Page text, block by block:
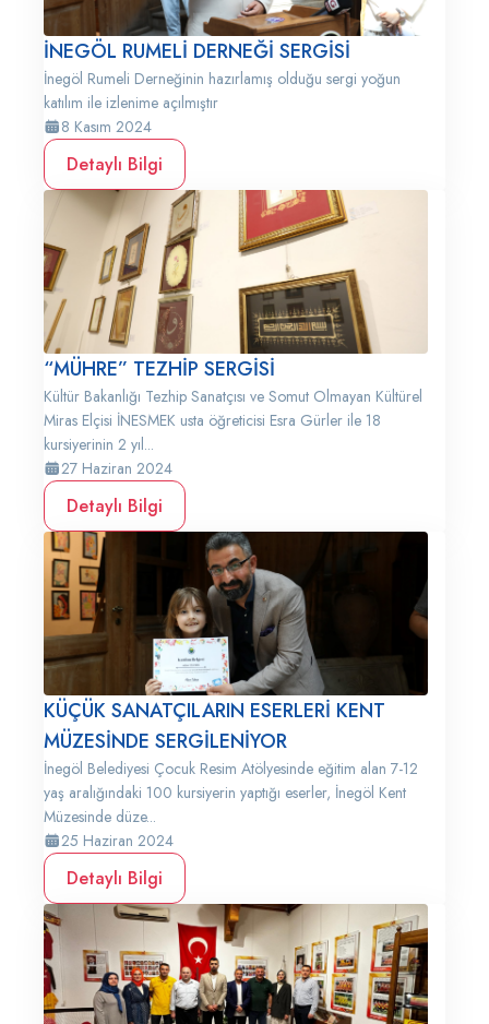
İNEGÖL RUMELİ DERNEĞİ SERGİSİ
İnegöl Rumeli Derneğinin hazırlamış olduğu sergi yoğun
katılım ile izlenime açılmıştır
8 Kasım 2024
Detaylı Bilgi
“MÜHRE” TEZHİP SERGİSİ
Kültür Bakanlığı Tezhip Sanatçısı ve Somut Olmayan Kültürel
Miras Elçisi İNESMEK usta öğreticisi Esra Gürler ile 18
kursiyerinin 2 yıl...
27 Haziran 2024
Detaylı Bilgi
KÜÇÜK SANATÇILARIN ESERLERİ KENT
MÜZESİNDE SERGİLENİYOR
İnegöl Belediyesi Çocuk Resim Atölyesinde eğitim alan 7-12
yaş aralığındaki 100 kursiyerin yaptığı eserler, İnegöl Kent
Müzesinde düze...
25 Haziran 2024
Detaylı Bilgi